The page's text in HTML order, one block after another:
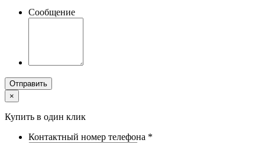
Сообщение
Отправить
×
Купить в один клик
Контактный номер телефона *